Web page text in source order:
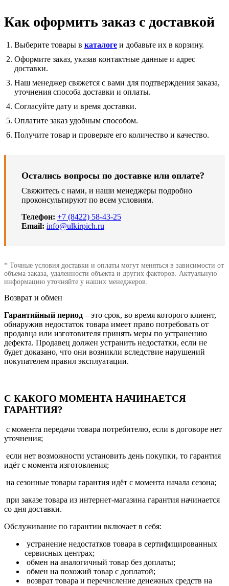
Как оформить заказ с доставкой
Выберите товары в каталоге и добавьте их в корзину.
Оформите заказ, указав контактные данные и адрес
доставки.
Наш менеджер свяжется с вами для подтверждения заказа,
уточнения способа доставки и оплаты.
Согласуйте дату и время доставки.
Оплатите заказ удобным способом.
Получите товар и проверьте его количество и качество.
Остались вопросы по доставке или оплате?
Свяжитесь с нами, и наши менеджеры подробно
проконсультируют по всем условиям.
Телефон: +7 (8422) 58-43-25
Email: info@ulkirpich.ru
* Точные условия доставки и оплаты могут меняться в зависимости от
объема заказа, удаленности объекта и других факторов. Актуальную
информацию уточняйте у наших менеджеров.
Возврат и обмен
Гарантийный период – это срок, во время которого клиент,
обнаружив недостаток товара имеет право потребовать от
продавца или изготовителя принять меры по устранению
дефекта. Продавец должен устранить недостатки, если не
будет доказано, что они возникли вследствие нарушений
покупателем правил эксплуатации.
С КАКОГО МОМЕНТА НАЧИНАЕТСЯ
ГАРАНТИЯ?
с момента передачи товара потребителю, если в договоре нет
уточнения;
если нет возможности установить день покупки, то гарантия
идёт с момента изготовления;
на сезонные товары гарантия идёт с момента начала сезона;
при заказе товара из интернет-магазина гарантия начинается
со дня доставки.
Обслуживание по гарантии включает в себя:
устранение недостатков товара в сертифицированных
сервисных центрах;
обмен на аналогичный товар без доплаты;
обмен на похожий товар с доплатой;
возврат товара и перечисление денежных средств на